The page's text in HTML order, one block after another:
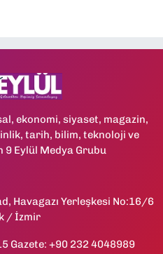
ekonomi, siyaset, magazin,
tarih, bilim, teknoloji ve
Eylül Medya Grubu
Havagazı Yerleşkesi No:16/6
/ İzmir
Gazete: +90 232 4048989